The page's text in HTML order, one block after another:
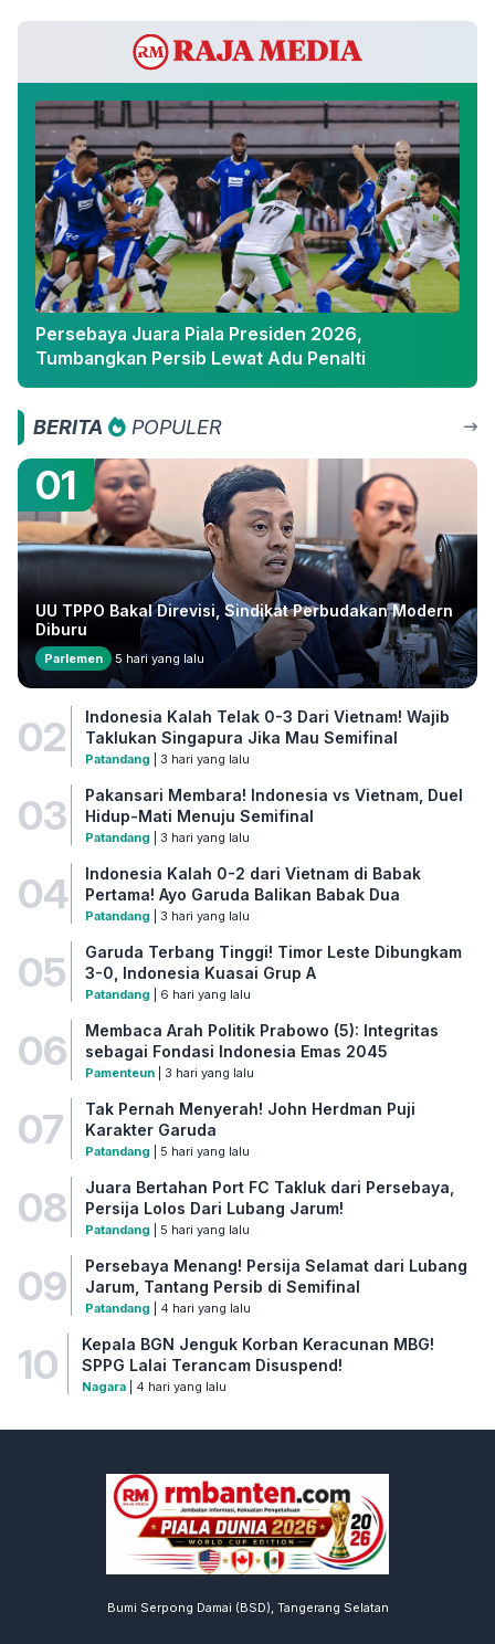
Persebaya Juara Piala Presiden 2026,
Tumbangkan Persib Lewat Adu Penalti
BERITA POPULER
01
UU TPPO Bakal Direvisi, Sindikat Perbudakan Modern
Diburu
Parlemen 5 hari yang lalu
02
Indonesia Kalah Telak 0-3 Dari Vietnam! Wajib
Taklukan Singapura Jika Mau Semifinal
Patandang | 3 hari yang lalu
03
Pakansari Membara! Indonesia vs Vietnam, Duel
Hidup-Mati Menuju Semifinal
Patandang | 3 hari yang lalu
04
Indonesia Kalah 0-2 dari Vietnam di Babak
Pertama! Ayo Garuda Balikan Babak Dua
Patandang | 3 hari yang lalu
05
Garuda Terbang Tinggi! Timor Leste Dibungkam
3-0, Indonesia Kuasai Grup A
Patandang | 6 hari yang lalu
06
Membaca Arah Politik Prabowo (5): Integritas
sebagai Fondasi Indonesia Emas 2045
Pamenteun| 3 hari yang lalu
07
Tak Pernah Menyerah! John Herdman Puji
Karakter Garuda
Patandang | 5 hari yang lalu
08
Juara Bertahan Port FC Takluk dari Persebaya,
Persija Lolos Dari Lubang Jarum!
Patandang | 5 hari yang lalu
09
Persebaya Menang! Persija Selamat dari Lubang
Jarum, Tantang Persib di Semifinal
Patandang | 4 hari yang lalu
10
Kepala BGN Jenguk Korban Keracunan MBG!
SPPG Lalai Terancam Disuspend!
Nagara| 4 hari yang lalu
Bumi Serpong Damai (BSD), Tangerang Selatan